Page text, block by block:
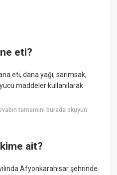
eti?
eti, dana yağı, sarımsak,
maddeler kullanılarak
tamamını burada okuyun:
ait?
Afyonkarahisar şehrinde